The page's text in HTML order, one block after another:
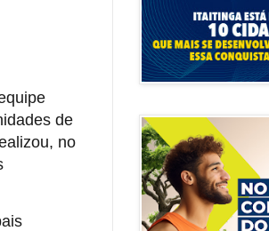
de
no